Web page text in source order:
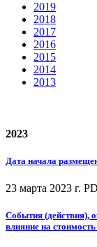
2019
2018
2017
2016
2015
2014
2013
2023
Дата начала
23 марта 2023 г.
События (действия),
влияние на